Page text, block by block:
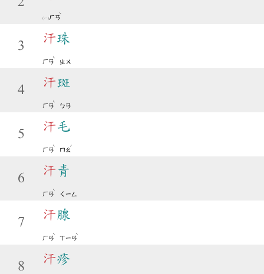
ㄏㄢ
ˋ
3
汗珠
ㄏㄢ
ˋ
ㄓㄨ
4
汗斑
ㄏㄢ
ˋ
ㄅㄢ
5
汗毛
ㄏㄢ
ˋ
ㄇㄠ
ˊ
6
汗 青
ㄏㄢ
ˋ
ㄑㄧㄥ
7
汗腺
ㄏㄢ
ˋ
ㄒㄧㄢ
ˋ
8
汗疹